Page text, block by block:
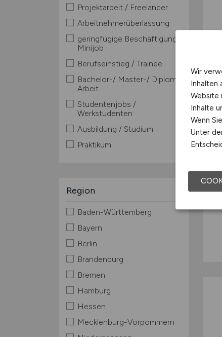
Projektarbeit / Freelancer
Arbeitnehmerüberlassung
geringfügige Beschäftigung /
Minijob
Berufseinstieg / Trainee
Bachelor-/ Master-/ Diplom-
Arbeit
Studentenjobs /
Werkstudenten
Ausbildung / Studium
Praktikum
Region
Baden-Württemberg
Bayern
Berlin
Brandenburg
Bremen
Hamburg
Hessen
Mecklenburg-Vorpommern
Wir
Inhalten
Website
Inhalte
Wenn
Unter